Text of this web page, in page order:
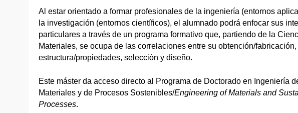
Al estar orientado a formar profesionales de la ingeniería (entornos
la investigación (entornos científicos), el alumnado podrá enfocar sus
particulares a través de un programa formativo que, partiendo de la
Materiales, se ocupa de las correlaciones entre su obtención/fabricación,
estructura/propiedades, selección y diseño.
Este máster da acceso directo al Programa de Doctorado en Ingeniería
Materiales y de Procesos Sostenibles/Engineering of Materials and
Processes.